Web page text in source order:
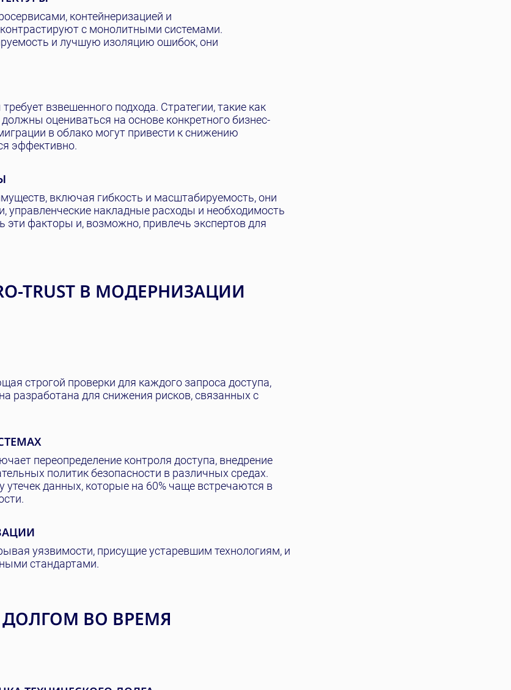
контейнеризацией и
с монолитными системами.
и лучшую изоляцию ошибок, они
взвешенного подхода. Стратегии, такие как
оцениваться на основе конкретного бизнес-
в облако могут привести к снижению
эффективно.
включая гибкость и масштабируемость, они
управленческие накладные расходы и необходимость
факторы и, возможно, привлечь экспертов для
TRUST В МОДЕРНИЗАЦИИ
строгой проверки для каждого запроса доступа,
разработана для снижения рисков, связанных с
переопределение контроля доступа, внедрение
политик безопасности в различных средах.
утечек данных, которые на 60% чаще встречаются в
уязвимости, присущие устаревшим технологиям, и
стандартами.
ВО ВРЕМЯ